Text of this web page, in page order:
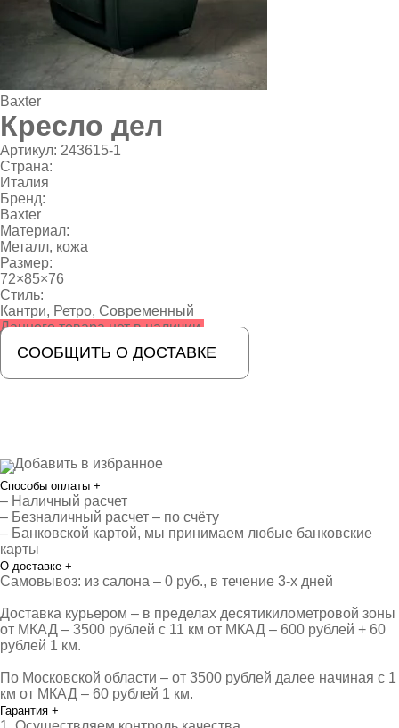
Baxter
Кресло дел
Артикул: 243615-1
Страна:
Италия
Бренд:
Baxter
Материал:
Металл, кожа
Размер:
72×85×76
Стиль:
Кантри, Ретро, Современный
Данного товара нет в наличии.
СООБЩИТЬ О ДОСТАВКЕ
Добавить в избранное
Способы оплаты +
– Наличный расчет
– Безналичный расчет – по счёту
– Банковской картой, мы принимаем любые банковские
карты
О доставке +
Самовывоз: из салона – 0 руб., в течение 3-х дней
Доставка курьером – в пределах десятикилометровой зоны
от МКАД – 3500 рублей с 11 км от МКАД – 600 рублей + 60
рублей 1 км.
По Московской области – от 3500 рублей далее начиная с 1
км от МКАД – 60 рублей 1 км.
Гарантия +